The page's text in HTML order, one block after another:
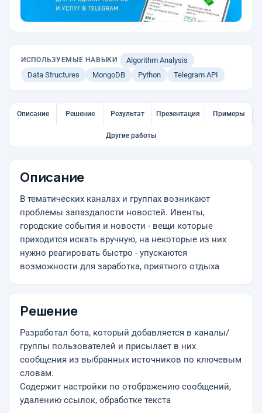
ИСПОЛЬЗУЕМЫЕ НАВЫКИ
Algorithm Analysis
Data Structures
MongoDB Python Telegram API
Описание Решение Результат Презентация Примеры
Другие работы
Описание
В тематических каналах и группах возникают
проблемы запаздалости новостей. Ивенты,
городские события и новости - вещи которые
приходится искать вручную, на некоторые из них
нужно реагировать быстро - упускаются
возможности для заработка, приятного отдыха
Решение
Разработал бота, который добавляется в каналы/
группы пользователей и присылает в них
сообщения из выбранных источников по ключевым
словам.
Содержит настройки по отображению сообщений,
удалению ссылок, обработке текста